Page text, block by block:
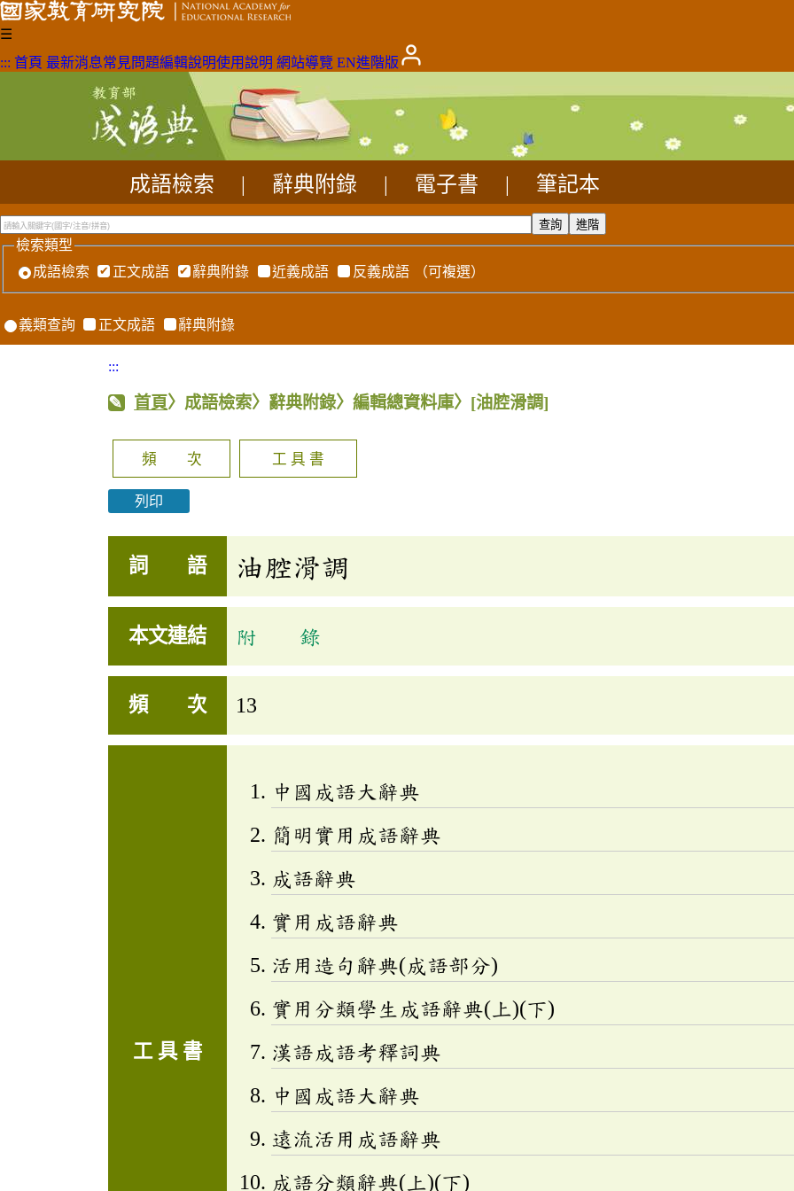
☰
::: 首頁 最新消息常見問題編輯說明使用說明 網站導覽 EN進階版
成語檢索 辭典附錄 電子書 筆記本
檢索類型
成語檢索
正文成語 辭典附錄 近義成語 反義成語 （可複選）
義類查詢 正文成語 辭典附錄
:::
首頁〉成語檢索〉辭典附錄〉編輯總資料庫〉 [油腔滑調]
頻 次 工 具 書
列印
詞 語 油腔滑調
本文連結 附 錄
頻 次 13
工 具 書
中國成語大辭典
簡明實用成語辭典
成語辭典
實用成語辭典
活用造句辭典(成語部分)
實用分類學生成語辭典(上)(下)
漢語成語考釋詞典
中國成語大辭典
遠流活用成語辭典
成語分類辭典(上)(下)